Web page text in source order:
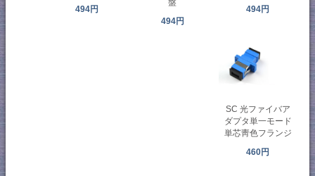
494円
494円
494円
SC 光ファイバア
ダプタ単一モード
単芯靑色フランジ
460円